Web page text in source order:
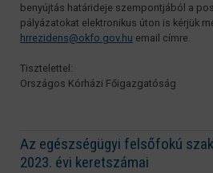
benyújtás határideje szempontjából a
pályázatokat elektronikus úton is kérjük
hrrezidens@okfo.gov.hu email címre.
Tisztelettel:
Országos Kórházi Főigazgatóság
Az egészségügyi felsőfokú
2023. évi keretszámai